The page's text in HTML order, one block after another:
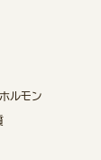
ルモン